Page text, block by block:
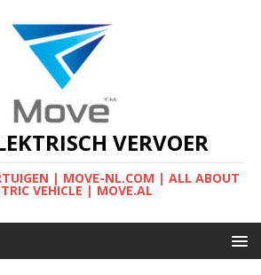
VERVOER
| MOVE-NL.COM | ALL ABOUT
VEHICLE | MOVE.AL